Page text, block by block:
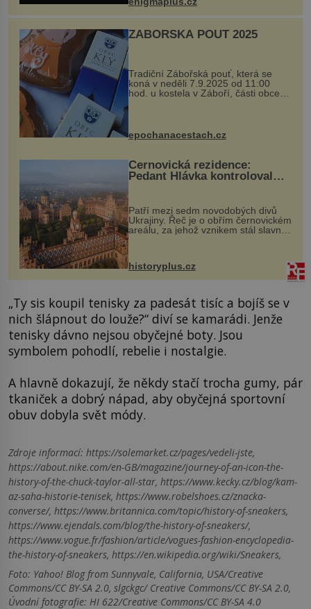
...
ZÁBOŘSKÁ POUŤ 2025
Tradiční Zábořská pouť, která se
koná v neděli 7.9.2025 od 11:00
hod. u kostela v Záboří, části obce
Kly u Mělníka. V programu naleznete
komentovanou prohlídku kostela,
epochanacestach.cz
Černovická rezidence:
Pedant Hlávka kontroloval
Patří mezi sedm novodobých divů
Ukrajiny. Řeč je o obřím černovickém
areálu, za jehož vznikem stál slavný
český architekt Josef Hlávka. Ten si
na něm dal mimořádně záležet. Jeho
historyplus.cz
„Ty sis koupil tenisky za padesát tisíc a bojíš se v
nich šlápnout do louže?“ diví se kamarádi. Jenže
tenisky dávno nejsou obyčejné boty. Jsou
symbolem pohodlí, rebelie i nostalgie.
A hlavně dokazují, že někdy stačí trocha gumy, pár
tkaniček a dobrý nápad, aby obyčejná sportovní
obuv dobyla svět módy.
Zdroje informací: https://solemarket.cz/pages/vedeli-jste,
https://about.nike.com/en-GB/magazine/journey-of-an-icon-the-
history-of-the-chuck-taylor-all-star, https://www.kecky.cz/blog/kam-
az-saha-historie-tenisek, https://www.robelshoes.cz/znacka-
converse/, https://www.britannica.com/topic/history-of-sneakers,
https://www.ejendals.com/blog/the-history-of-sneakers/,
https://www.vogue.fr/fashion/article/vogues-fashion-encyclopedia-
the-history-of-sneakers, https://en.wikipedia.org/wiki/Sneakers,
Foto: Yahoo! Blog from Sunnyvale, California, USA/Creative
Commons/CC BY-SA 2.0, slgckgc/ Creative Commons/CC BY-SA 2.0,
Úvodní fotografie: HI 622/Creative Commons/CC BY-SA 4.0